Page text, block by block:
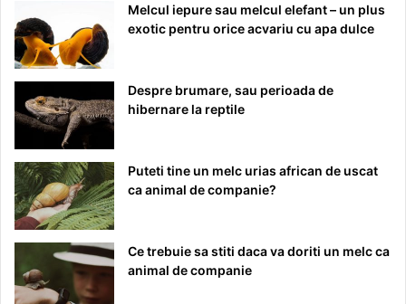
Melcul iepure sau melcul elefant – un plus
exotic pentru orice acvariu cu apa dulce
Despre brumare, sau perioada de
hibernare la reptile
Puteti tine un melc urias african de uscat
ca animal de companie?
Ce trebuie sa stiti daca va doriti un melc ca
animal de companie